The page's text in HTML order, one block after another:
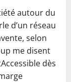
autour du
d’un réseau
selon
me disent
dès